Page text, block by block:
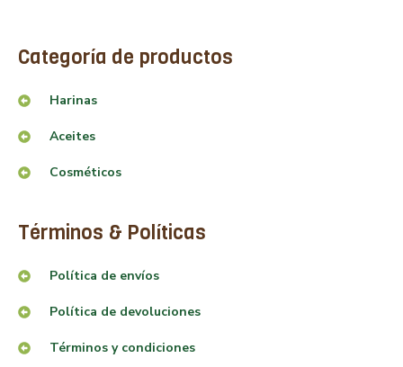
Categoría de productos
Harinas
Aceites
Cosméticos
Términos & Políticas
Política de envíos
Política de devoluciones
Términos y condiciones